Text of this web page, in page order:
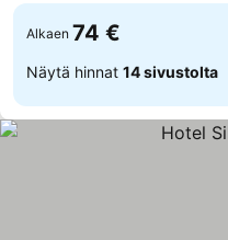
Alkaen 74 €
Näytä hinnat 14 sivustolta